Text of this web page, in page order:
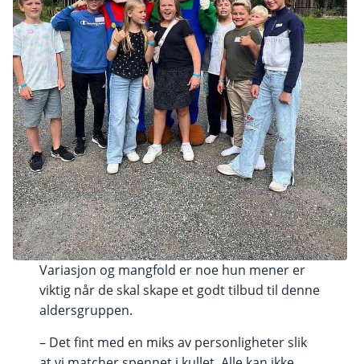
Variasjon og mangfold er noe hun mener er
viktig når de skal skape et godt tilbud til denne
aldersgruppen.
– Det fint med en miks av personligheter slik